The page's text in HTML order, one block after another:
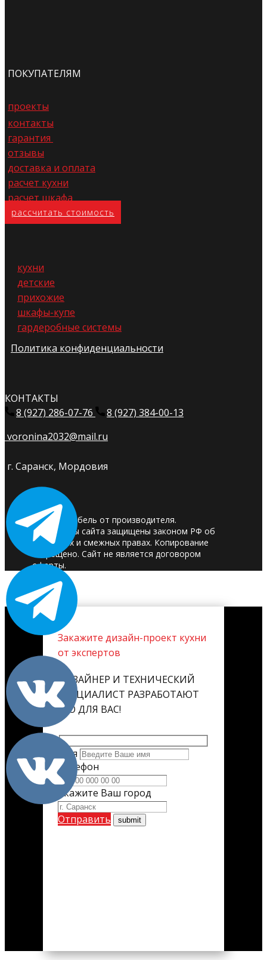
ПОКУПАТЕЛЯМ
проекты
контакты
гарантия
отзывы
доставка и оплата
расчет кухни
расчет шкафа
расс​читать стоимость
кухни
детские
прихожие
шкафы-купе
гардеробные системы
Политика конфиденциальности
КОНТАКТЫ
8 (927) 286-07-76
8 (927) 384-00-13
voronina2032@mail.ru
г. Саранск, Мордовия
© 2025. Мебель от производителя.
Материалы сайта защищены законом РФ об
авторских и смежных правах. Копирование
запрещено. Сайт не является договором
оферты.
Закажите дизайн-проект кухни
от экспертов
ДИЗАЙНЕР И ТЕХНИЧЕСКИЙ
СПЕЦИАЛИСТ РАЗРАБОТАЮТ
ЕГО ДЛЯ ВАС!
Имя
Телефон
Укажите Ваш город
Отправить